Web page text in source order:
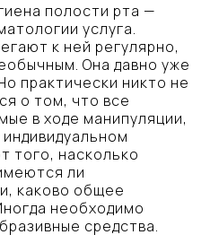
полости рта —
услуга.
к ней регулярно,
Она давно уже
практически никто не
о том, что все
в ходе манипуляции,
того, насколько
ли
каково общее
необходимо
средства.